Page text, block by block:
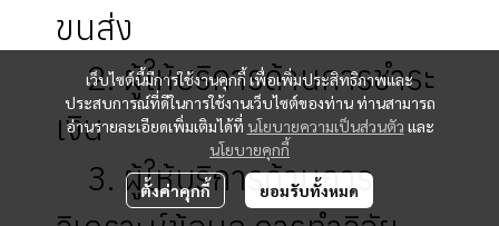
ขนส่ง
2. ผู้ให้บริการด้านการชำระ
เงิน
3. ผู้ให้บริการด้านการ
เว็บไซต์นี้มีการใช้งานคุกกี้ เพื่อเพิ่มประสิทธิภาพและ
ประสบการณ์ที่ดีในการใช้งานเว็บไซต์ของท่าน ท่านสามารถ
อ่านรายละเอียดเพิ่มเติมได้ที่ นโยบายความเป็นส่วนตัว และ
นโยบายคุกกี้
ตั้งค่าคุกกี้ ยอมรับทั้งหมด